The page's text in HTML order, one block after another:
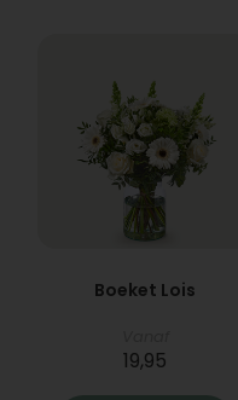
Boeket Lois
19,95